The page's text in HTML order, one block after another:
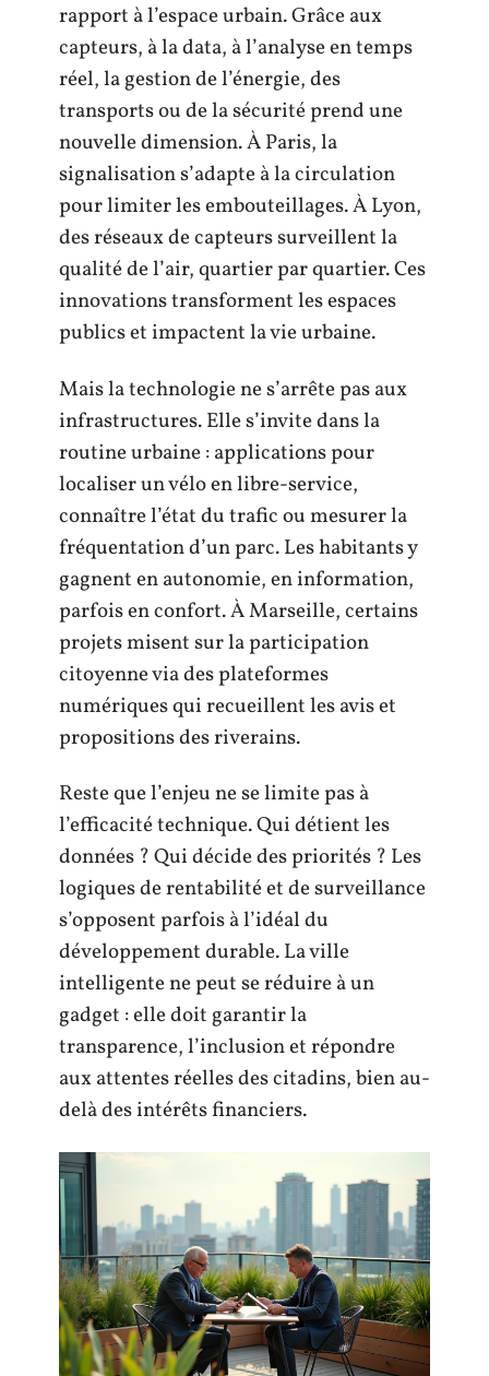
rapport à l’espace urbain. Grâce aux
capteurs, à la data, à l’analyse en temps
réel, la gestion de l’énergie, des
transports ou de la sécurité prend une
nouvelle dimension. À Paris, la
signalisation s’adapte à la circulation
pour limiter les embouteillages. À Lyon,
des réseaux de capteurs surveillent la
qualité de l’air, quartier par quartier. Ces
innovations transforment les espaces
publics et impactent la vie urbaine.
Mais la technologie ne s’arrête pas aux
infrastructures. Elle s’invite dans la
routine urbaine : applications pour
localiser un vélo en libre-service,
connaître l’état du trafic ou mesurer la
fréquentation d’un parc. Les habitants y
gagnent en autonomie, en information,
parfois en confort. À Marseille, certains
projets misent sur la participation
citoyenne via des plateformes
numériques qui recueillent les avis et
propositions des riverains.
Reste que l’enjeu ne se limite pas à
l’efficacité technique. Qui détient les
données ? Qui décide des priorités ? Les
logiques de rentabilité et de surveillance
s’opposent parfois à l’idéal du
développement durable. La ville
intelligente ne peut se réduire à un
gadget : elle doit garantir la
transparence, l’inclusion et répondre
aux attentes réelles des citadins, bien au-
delà des intérêts financiers.